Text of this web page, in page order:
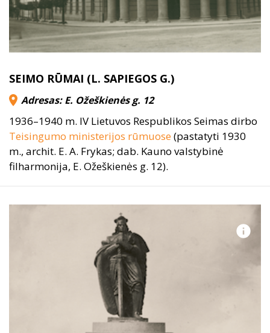
SEIMO RŪMAI (L. SAPIEGOS G.)
Adresas: E. Ožeškienės g. 12
1936–1940 m. IV Lietuvos Respublikos Seimas dirbo
Teisingumo ministerijos rūmuose(pastatyti 1930
m., archit. E. A. Frykas; dab. Kauno valstybinė
filharmonija, E. Ožeškienės g. 12).